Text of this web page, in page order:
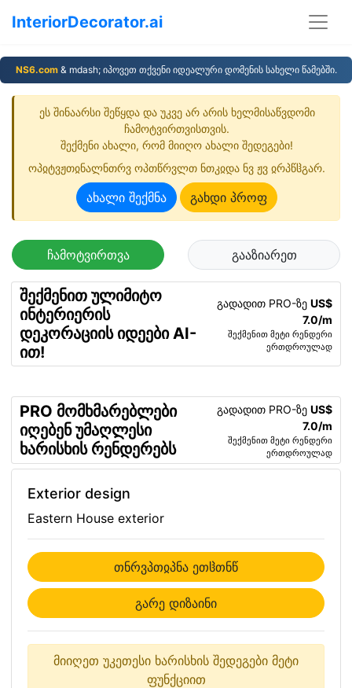
InteriorDecorator.ai
NS6.com& mdash; იპოვეთ თქვენი იდეალური დომენის სახელი წამებში.
ეს შინაარსი შეწყდა და უკვე არ არის ხელმისაწვდომი
ჩამოტვირთვისთვის.
შექმენი ახალი, რომ მიიღო ახალი შედეგები!
ოპჲტვჟთჲნალნთრვ ოპთწრვლთ ნთკჲდა ნვ ჟვ ჲრპწჱგარ.
ახალი შექმნა გახდი პროფ
ჩამოტვირთვა გააზიარეთ
შექმენით ულიმიტო
ინტერიერის
დეკორაციის იდეები AI-
ით!
გადადით PRO-ზე US$
7.0/m
შექმენით მეტი რენდერი
ერთდროულად
PRO მომხმარებლები
იღებენ უმაღლესი
ხარისხის რენდერებს
გადადით PRO-ზე US$
7.0/m
შექმენით მეტი რენდერი
ერთდროულად
Exterior design
Eastern House exterior
თნრვპთჲპნა ეთჱთნწ
გარე დიზაინი
მიიღეთ უკეთესი ხარისხის შედეგები მეტი
ფუნქციით